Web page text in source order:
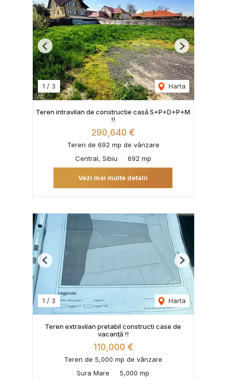
1 / 3 Harta
Previous Next
Teren intravilan de constructie casă S+P+D+P+M
!!
290,640 €
Teren de 692 mp de vânzare
Central, Sibiu
692 mp
Vezi mai multe detalii
1 / 3 Harta
Previous Next
Teren extravilan pretabil constructi case de
vacanță !!
110,000 €
Teren de 5,000 mp de vânzare
Sura Mare
5,000 mp